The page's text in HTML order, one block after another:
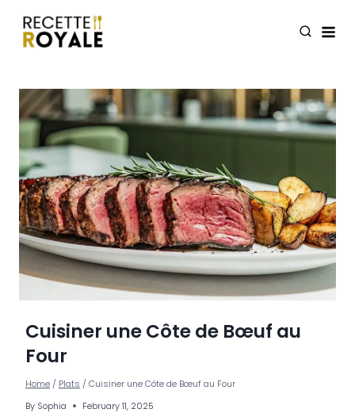
content
Cuisiner une Côte de Bœuf au
Four
Home / Plats /Cuisiner une Côte de Bœuf au Four
By Sophia February 11, 2025